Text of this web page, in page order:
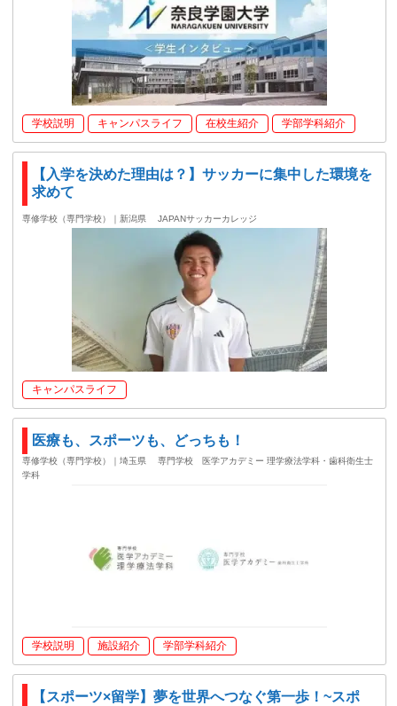
学校説明 キャンパスライフ 在校生紹介 学部学科紹介
【入学を決めた理由は？】サッカーに集中した環境を
求めて
専修学校（専門学校）｜新潟県 JAPANサッカーカレッジ
キャンパスライフ
医療も、スポーツも、どっちも！
専修学校（専門学校）｜埼玉県
専門学校 医学アカデミー 理学療法学科・歯科衛生士
学科
学校説明 施設紹介 学部学科紹介
【スポーツ×留学】夢を世界へつなぐ第一歩！~スポ